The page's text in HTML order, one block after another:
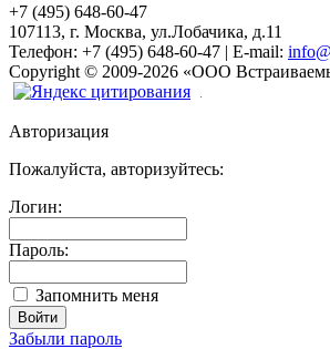
+7 (495) 648-60-47
107113, г. Москва, ул.Лобачика, д.11
Телефон: +7 (495) 648-60-47 | E-mail:
Copyright © 2009-2026 «ООО
Авторизация
Пожалуйста, авторизуйтесь:
Логин:
Пароль:
Запомнить меня
Забыли пароль